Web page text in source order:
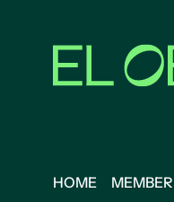
HOME MEMBER